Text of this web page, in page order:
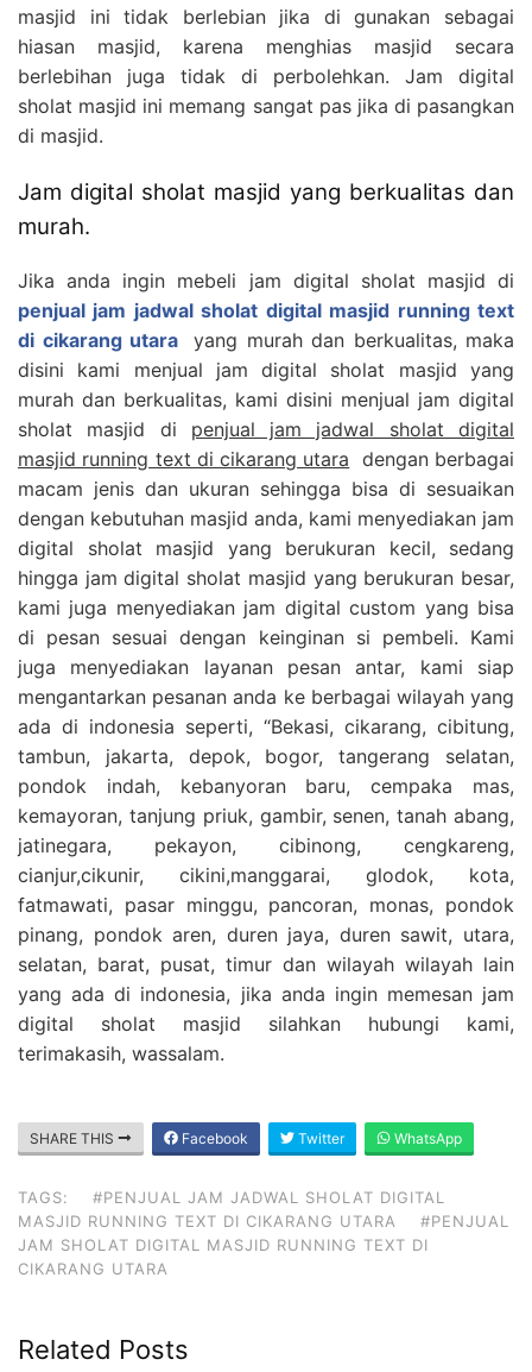
masjid ini tidak berlebian jika di gunakan sebagai
hiasan masjid, karena menghias masjid secara
berlebihan juga tidak di perbolehkan. Jam digital
sholat masjid ini memang sangat pas jika di pasangkan
di masjid.
Jam digital sholat masjid yang berkualitas dan
murah.
Jika anda ingin mebeli jam digital sholat masjid di
penjual jam jadwal sholat digital masjid running text
di cikarang utara
yang murah dan berkualitas, maka
disini kami menjual jam digital sholat masjid yang
murah dan berkualitas, kami disini menjual jam digital
sholat masjid di penjual jam jadwal sholat digital
masjid running text di cikarang utara dengan berbagai
macam jenis dan ukuran sehingga bisa di sesuaikan
dengan kebutuhan masjid anda, kami menyediakan jam
digital sholat masjid yang berukuran kecil, sedang
hingga jam digital sholat masjid yang berukuran besar,
kami juga menyediakan jam digital custom yang bisa
di pesan sesuai dengan keinginan si pembeli. Kami
juga menyediakan layanan pesan antar, kami siap
mengantarkan pesanan anda ke berbagai wilayah yang
ada di indonesia seperti, “Bekasi, cikarang, cibitung,
tambun, jakarta, depok, bogor, tangerang selatan,
pondok indah, kebanyoran baru, cempaka mas,
kemayoran, tanjung priuk, gambir, senen, tanah abang,
jatinegara, pekayon, cibinong, cengkareng,
cianjur,cikunir, cikini,manggarai, glodok, kota,
fatmawati, pasar minggu, pancoran, monas, pondok
pinang, pondok aren, duren jaya, duren sawit, utara,
selatan, barat, pusat, timur dan wilayah wilayah lain
yang ada di indonesia, jika anda ingin memesan jam
digital sholat masjid silahkan hubungi kami,
terimakasih, wassalam.
SHARE THIS Facebook Twitter WhatsApp
TAGS:
#PENJUAL JAM JADWAL SHOLAT DIGITAL
MASJID RUNNING TEXT DI CIKARANG UTARA
#PENJUAL
JAM SHOLAT DIGITAL MASJID RUNNING TEXT DI
CIKARANG UTARA
Related Posts